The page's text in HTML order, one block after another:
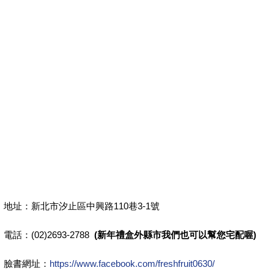
地址：新北市汐止區中興路110巷3-1號
電話：(02)2693-2788 (新年禮盒外縣市我們也可以幫您宅配喔)
臉書網址： https://www.facebook.com/freshfruit0630/